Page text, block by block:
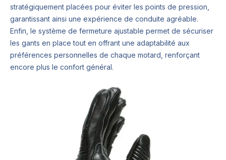
stratégiquement placées pour éviter les points de pression,
garantissant ainsi une expérience de conduite agréable.
Enfin, le système de fermeture ajustable permet de sécuriser
les gants en place tout en offrant une adaptabilité aux
préférences personnelles de chaque motard, renforçant
encore plus le confort général.